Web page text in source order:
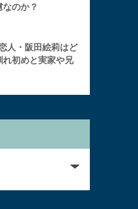
のか？
人・阪田絵莉はど
れ初めと実家や兄